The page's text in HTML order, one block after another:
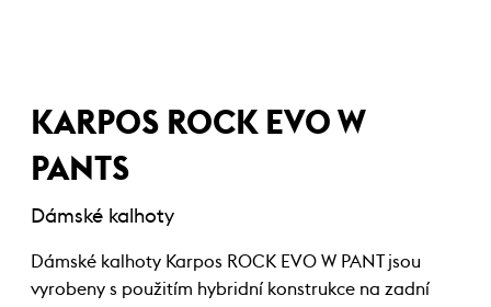
KARPOS ROCK EVO W
PANTS
Dámské kalhoty
Dámské kalhoty Karpos ROCK EVO W PANT jsou
vyrobeny s použitím hybridní konstrukce na zadní